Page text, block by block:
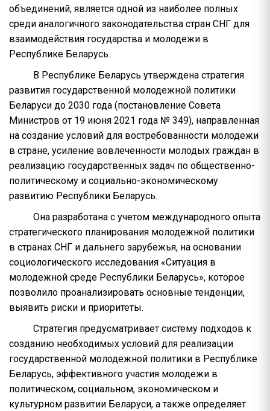
объединений, является одной из наиболее полных
среди аналогичного законодательства стран СНГ для
взаимодействия государства и молодежи в
Республике Беларусь.
В Республике Беларусь утверждена стратегия
развития государственной молодежной политики
Беларуси до 2030 года (постановление Совета
Министров от 19 июня 2021 года № 349), направленная
на создание условий для востребованности молодежи
в стране, усиление вовлеченности молодых граждан в
реализацию государственных задач по общественно-
политическому и социально-экономическому
развитию Республики Беларусь.
Она разработана с учетом международного опыта
стратегического планирования молодежной политики
в странах СНГ и дальнего зарубежья, на основании
социологического исследования «Ситуация в
молодежной среде Республики Беларусь», которое
позволило проанализировать основные тенденции,
выявить риски и приоритеты.
Стратегия предусматривает систему подходов к
созданию необходимых условий для реализации
государственной молодежной политики в Республике
Беларусь, эффективного участия молодежи в
политическом, социальном, экономическом и
культурном развитии Беларуси, а также определяет